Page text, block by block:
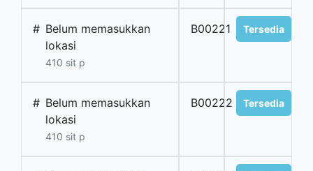
# Belum memasukkan
lokasi
410 sit p
B00221 Tersedia
# Belum memasukkan
lokasi
410 sit p
B00222 Tersedia